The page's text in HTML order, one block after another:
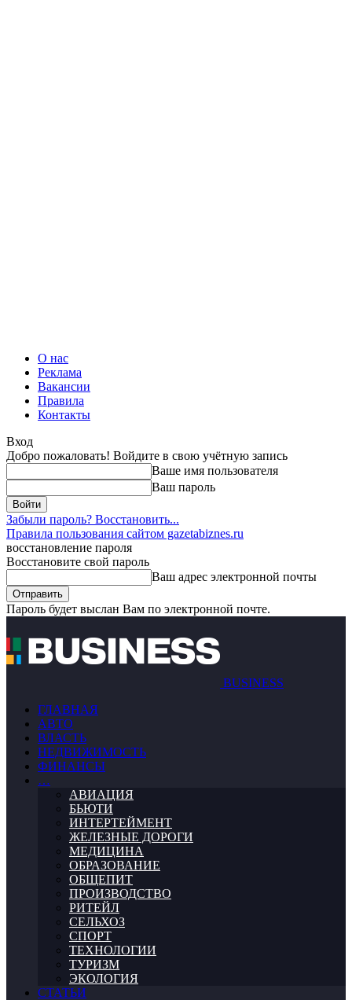
О нас
Реклама
Вакансии
Правила
Контакты
Вход
Добро пожаловать! Войдите в свою учётную запись
Ваше имя пользователя
Ваш пароль
Забыли пароль? Восстановить...
Правила пользования сайтом gazetabiznes.ru
восстановление пароля
Восстановите свой пароль
Ваш адрес электронной почты
Пароль будет выслан Вам по электронной почте.
BUSINESS
ГЛАВНАЯ
АВТО
ВЛАСТЬ
НЕДВИЖИМОСТЬ
ФИНАНСЫ
…
АВИАЦИЯ
БЬЮТИ
ИНТЕРТЕЙМЕНТ
ЖЕЛЕЗНЫЕ ДОРОГИ
МЕДИЦИНА
ОБРАЗОВАНИЕ
ОБЩЕПИТ
ПРОИЗВОДСТВО
РИТЕЙЛ
СЕЛЬХОЗ
СПОРТ
ТЕХНОЛОГИИ
ТУРИЗМ
ЭКОЛОГИЯ
СТАТЬИ